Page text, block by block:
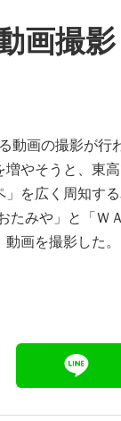
潟市西区山田2310-39
210-1200
時間 9:00～18:00
画撮影
動画の撮影が行
増やそうと、東
」を広く周知す
たみや」と「Ｗ
画を撮影した。